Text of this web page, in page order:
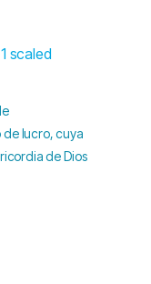
de lucro, cuya
de Dios